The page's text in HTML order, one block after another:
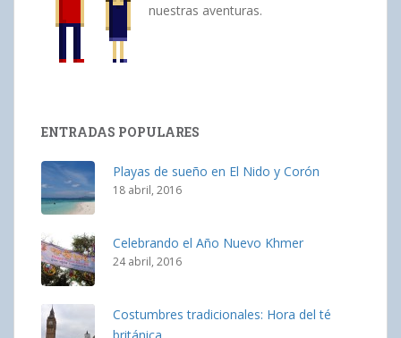
nuestras aventuras.
ENTRADAS POPULARES
Playas de sueño en El Nido y Corón
18 abril, 2016
Celebrando el Año Nuevo Khmer
24 abril, 2016
Costumbres tradicionales: Hora del té
británica